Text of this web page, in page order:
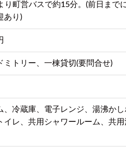
り町営バスで約15分。(前日まで
あり)
ミトリー、一棟貸切(要問合せ)
、冷蔵庫、電子レンジ、湯沸か
イレ、共用シャワールーム、共